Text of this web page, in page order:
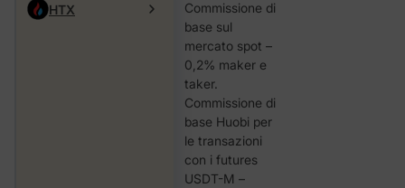
HTX
Commissione di
base sul
mercato spot –
0,2% maker e
taker.
Commissione di
base Huobi per
le transazioni
con i futures
USDT-M –